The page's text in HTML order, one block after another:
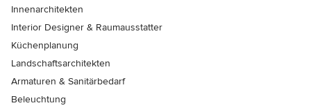
Innenarchitekten
Interior Designer & Raumausstatter
Küchenplanung
Landschaftsarchitekten
Armaturen & Sanitärbedarf
Beleuchtung